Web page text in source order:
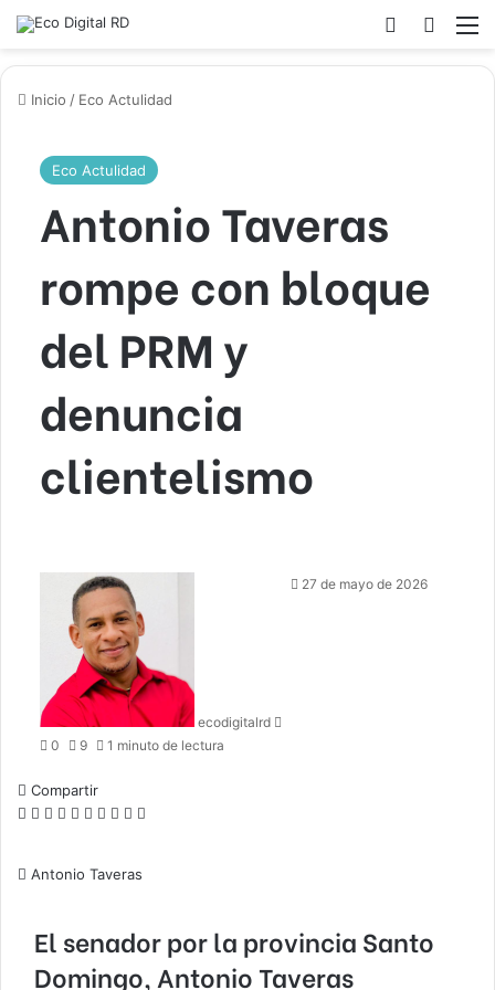
Acceso
Inicio / Eco Actulidad
Eco Actulidad
Antonio Taveras
rompe con bloque
del PRM y
denuncia
clientelismo
ecodigitalrd
Send27 de mayo de 2026
0 9 1 minuto de lectura
Compartir
Facebook
X LinkedIn
Tumblr
Pinterest
Pocket
Skype
Messenger
Messenger
Antonio Taveras
El senador por la provincia Santo
Domingo, Antonio Taveras